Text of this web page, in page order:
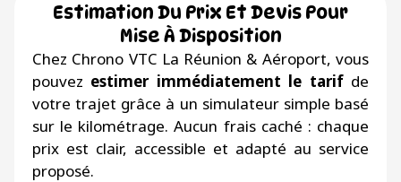
Estimation Du Prix Et Devis Pour
Mise À Disposition
Chez Chrono VTC La Réunion & Aéroport, vous
pouvez estimer immédiatement le tarifde
votre trajet grâce à un simulateur simple basé
sur le kilométrage. Aucun frais caché : chaque
prix est clair, accessible et adapté au service
proposé.